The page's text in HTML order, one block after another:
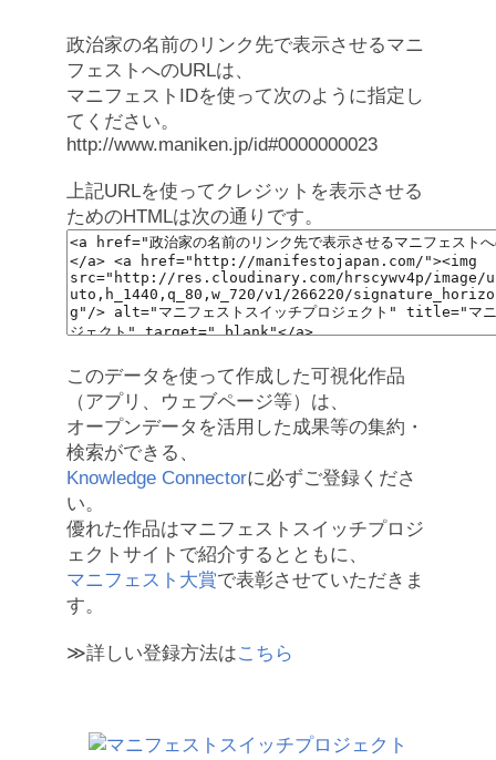
政治家の名前のリンク先で表示させるマニ
フェストへのURLは、
マニフェストIDを使って次のように指定し
てください。
http://www.maniken.jp/id#0000000023
上記URLを使ってクレジットを表示させる
ためのHTMLは次の通りです。
このデータを使って作成した可視化作品
（アプリ、ウェブページ等）は、
オープンデータを活用した成果等の集約・
検索ができる、
Knowledge Connectorに必ずご登録くださ
い。
優れた作品はマニフェストスイッチプロジ
ェクトサイトで紹介するとともに、
マニフェスト大賞で表彰させていただきま
す。
≫詳しい登録方法はこちら